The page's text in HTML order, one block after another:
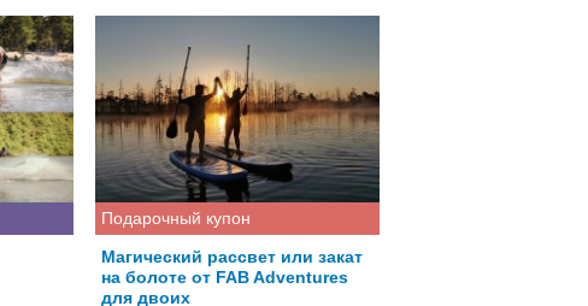
Подарочный купон
Магический рассвет или закат
на болоте от FAB Adventures
для двоих